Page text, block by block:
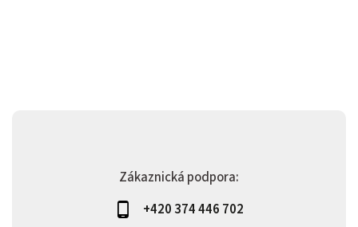
Zákaznická podpora:
+420 374 446 702